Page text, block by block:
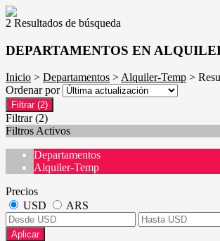
2 Resultados de búsqueda
DEPARTAMENTOS EN
Inicio > Departamentos >Alquiler-Temp >
Ordenar por
Filtrar (2)
Filtrar (2)
Filtros Activos
Departamentos
Alquiler-Temp
Precios
USD
ARS
Aplicar